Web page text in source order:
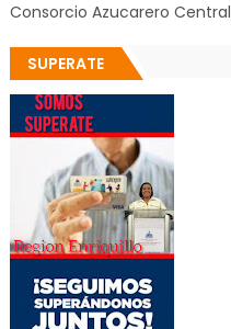
Consorcio Azucarero Central
SUPERATE